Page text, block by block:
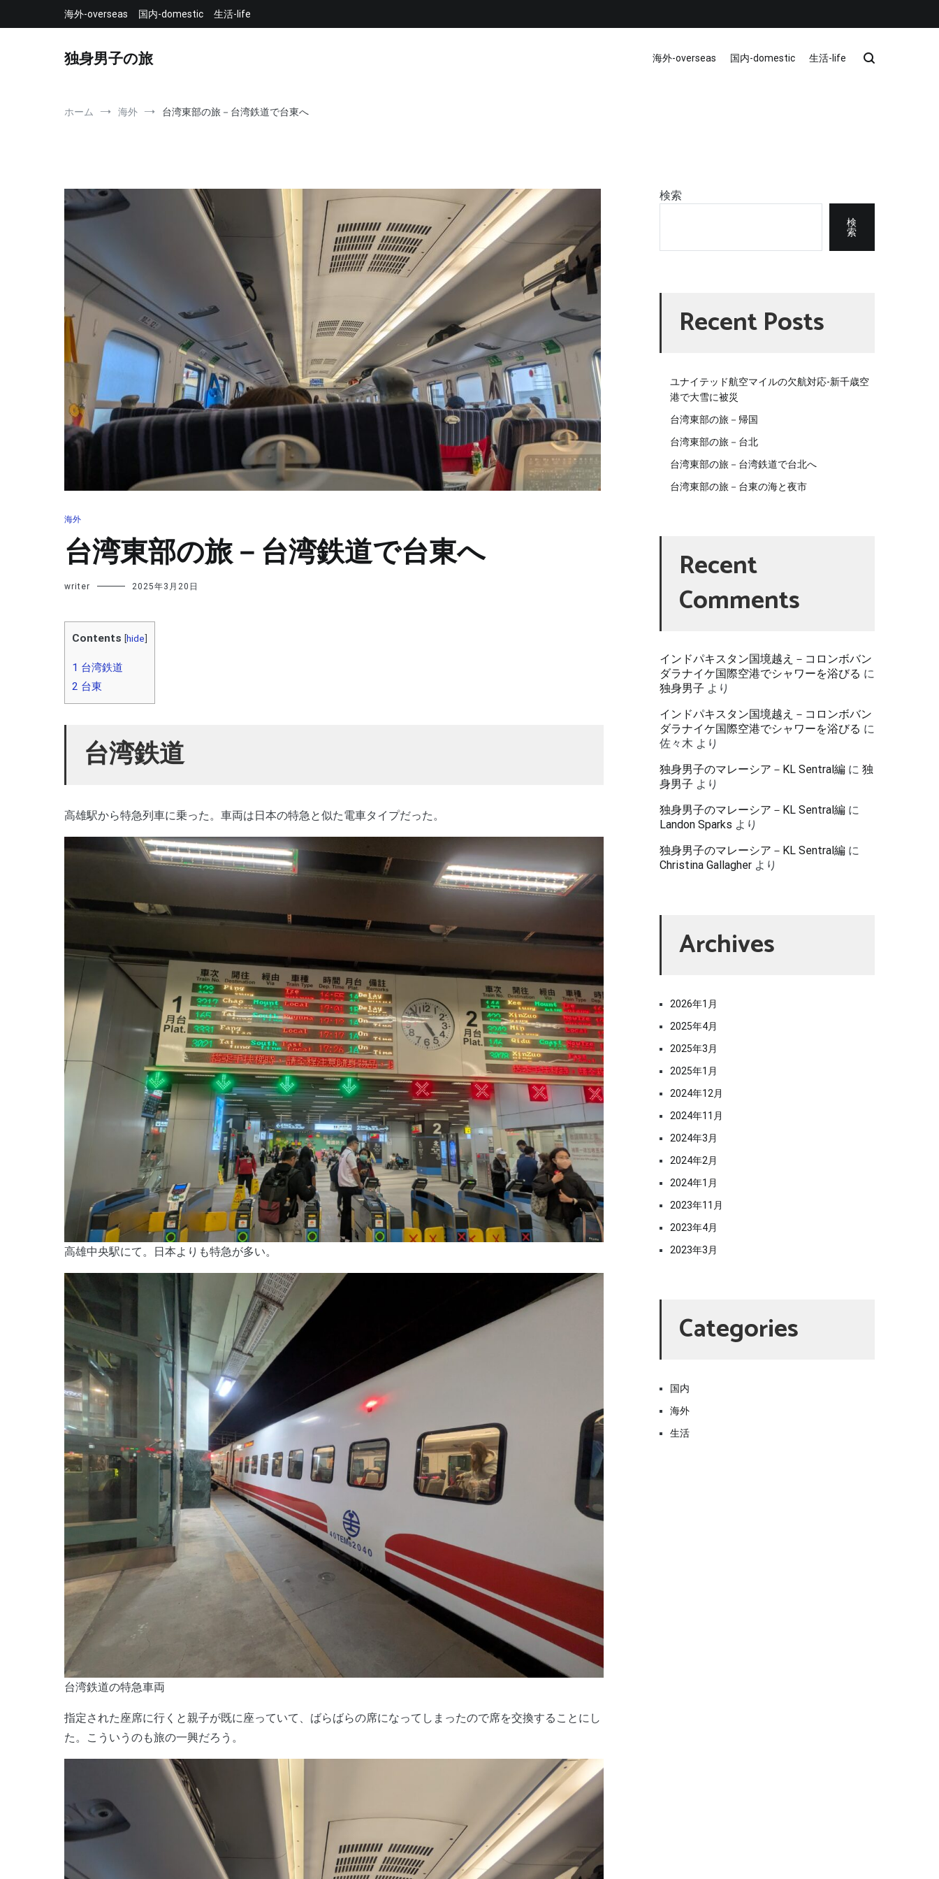
海外-overseas 国内-domestic 生活-life
独身男子の旅 海外-overseas 国内-domestic 生活-life
ホーム 海外 台湾東部の旅－台湾鉄道で台東へ
海外
台湾東部の旅－台湾鉄道で台東へ
writer 2025年3月20日
Contents [hide]
1 台湾鉄道
2 台東
台湾鉄道
高雄駅から特急列車に乗った。車両は日本の特急と似た電車タイプだった。
高雄中央駅にて。日本よりも特急が多い。
台湾鉄道の特急車両
指定された座席に行くと親子が既に座っていて、ばらばらの席になってしまったので席を交換することにし
た。こういうのも旅の一興だろう。
検索
検
索
Recent Posts
ユナイテッド航空マイルの欠航対応-新千歳空
港で大雪に被災
台湾東部の旅－帰国
台湾東部の旅－台北
台湾東部の旅－台湾鉄道で台北へ
台湾東部の旅－台東の海と夜市
Recent
Comments
インドパキスタン国境越え－コロンボバン
ダラナイケ国際空港でシャワーを浴びる に
独身男子 より
インドパキスタン国境越え－コロンボバン
ダラナイケ国際空港でシャワーを浴びる に
佐々木 より
独身男子のマレーシア－KL Sentral編 に 独
身男子 より
独身男子のマレーシア－KL Sentral編 に
Landon Sparks より
独身男子のマレーシア－KL Sentral編 に
Christina Gallagher より
Archives
2026年1月
2025年4月
2025年3月
2025年1月
2024年12月
2024年11月
2024年3月
2024年2月
2024年1月
2023年11月
2023年4月
2023年3月
Categories
国内
海外
生活